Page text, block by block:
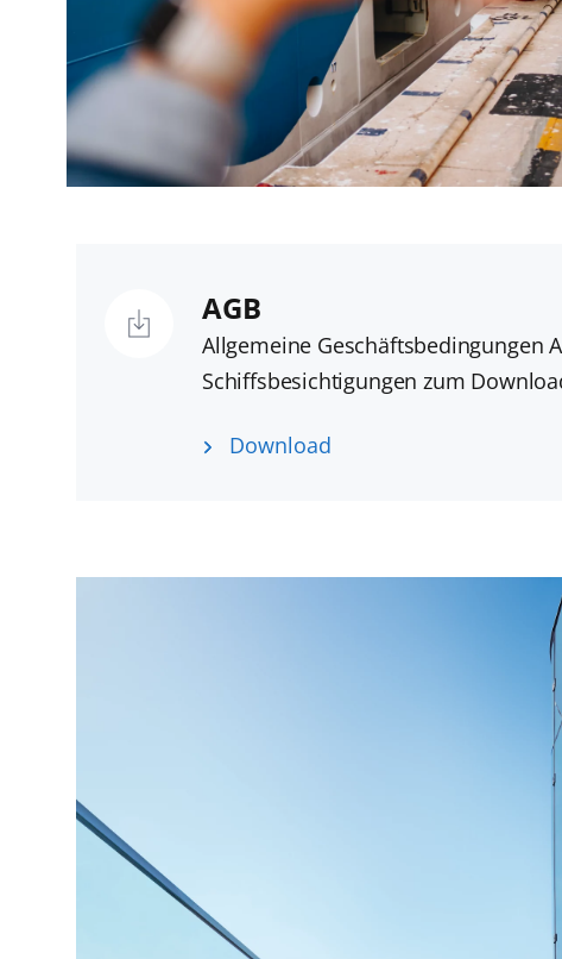
AGB
Allgemeine Geschäftsbedingungen
Schiffsbesichtigungen zum
Download